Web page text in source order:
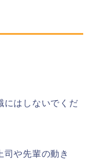
にはしないでくだ
や先輩の動き